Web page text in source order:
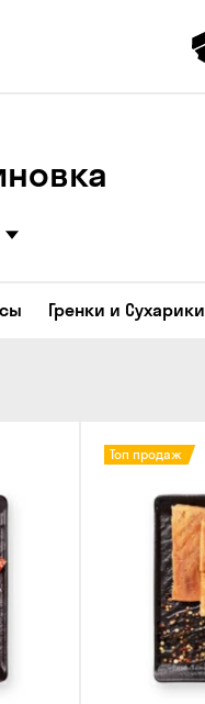
Гренки и Сухарики
Топ продаж